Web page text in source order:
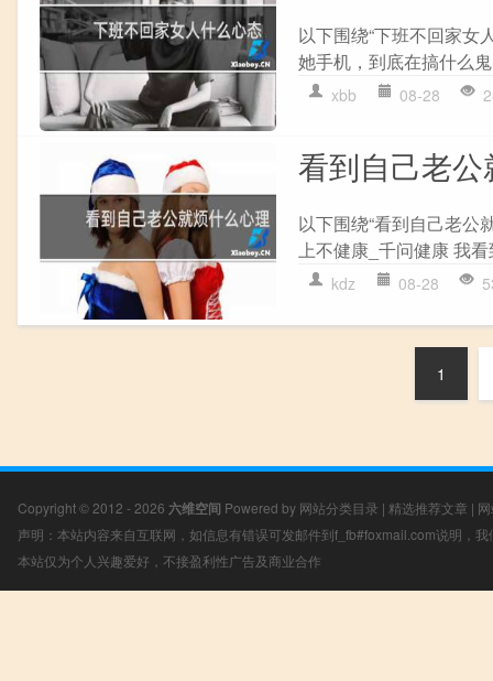
以下围绕“下班不回家女
她手机，到底在搞什么
xbb 08-28
看到自己老
以下围绕“看到自己老公
上不健康_千问健康 我
kdz 08-28
1
Copyright © 2012 - 2026 六维空间 Powered by 网站分类目录 | 精选推荐文章 |
声明：本站内容来自互联网，如信息有错误可发邮件到f_fb#foxmail.com说明，
本站仅为个人兴趣爱好，不接盈利性广告及商业合作